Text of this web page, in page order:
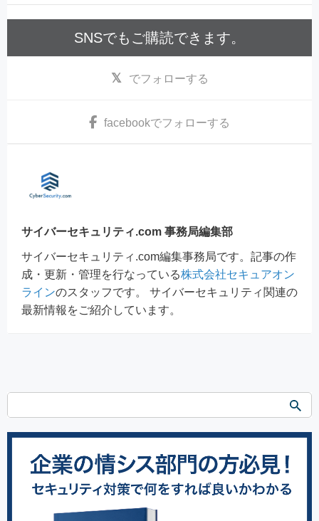
SNSでもご購読できます。
でフォローする
facebookでフォローする
サイバーセキュリティ.com 事務局編集部
サイバーセキュリティ.com編集事務局です。記事の作
成・更新・管理を行なっている株式会社セキュアオン
ラインのスタッフです。 サイバーセキュリティ関連の
最新情報をご紹介しています。